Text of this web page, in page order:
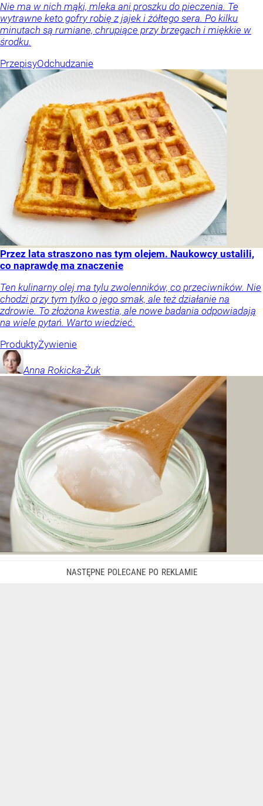
Nie ma w nich mąki, mleka ani proszku do pieczenia. Te
wytrawne keto gofry robię z jajek i żółtego sera. Po kilku
minutach są rumiane, chrupiące przy brzegach i miękkie w
środku.
PrzepisyOdchudzanie
Przez lata straszono nas tym olejem. Naukowcy ustalili,
co naprawdę ma znaczenie
Ten kulinarny olej ma tylu zwolenników, co przeciwników. Nie
chodzi przy tym tylko o jego smak, ale też działanie na
zdrowie. To złożona kwestia, ale nowe badania odpowiadają
na wiele pytań. Warto wiedzieć.
ProduktyŻywienie
Anna Rokicka-Żuk